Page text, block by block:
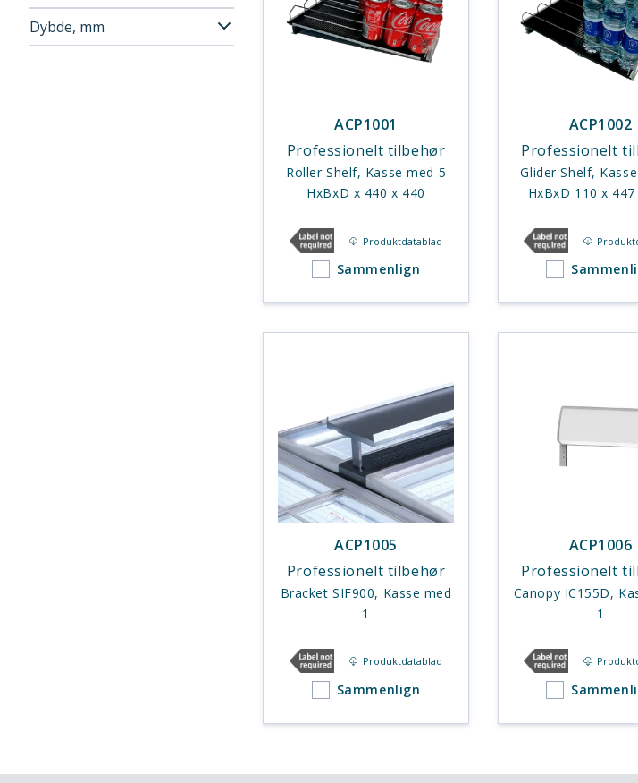
Dybde, mm
ACP1001
Professionelt tilbehør
Roller Shelf, Kasse med 5
HxBxD x 440 x 440
Produktdatablad
Sammenlign
ACP1002
Professionelt
Glider Shelf,
HxBxD 110 x
ACP1005
Professionelt tilbehør
Bracket SIF900, Kasse med
1
Produktdatablad
Sammenlign
ACP1006
Professionelt
Canopy IC155D,
1